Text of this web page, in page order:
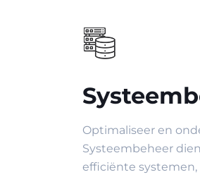
Optimaliseer en
Systeembeheer
efficiënte